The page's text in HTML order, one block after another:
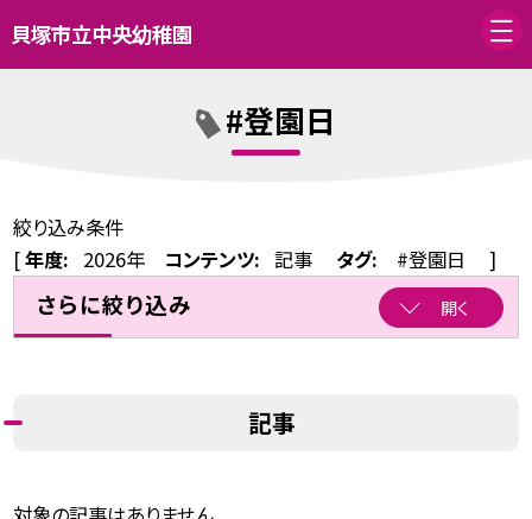
貝塚市立中央幼稚園
#登園日
絞り込み条件
[年度: 2026年 コンテンツ: 記事 タグ: #登園日 ]
さらに絞り込み 開く
記事